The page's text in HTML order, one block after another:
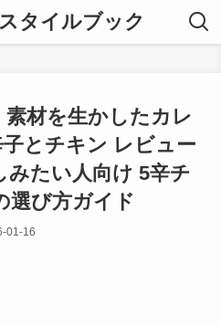
タイルブック
素材を生かしたカレ
とチキン レビュー
みたい人向け 5辛チ
選び方ガイド
01-16